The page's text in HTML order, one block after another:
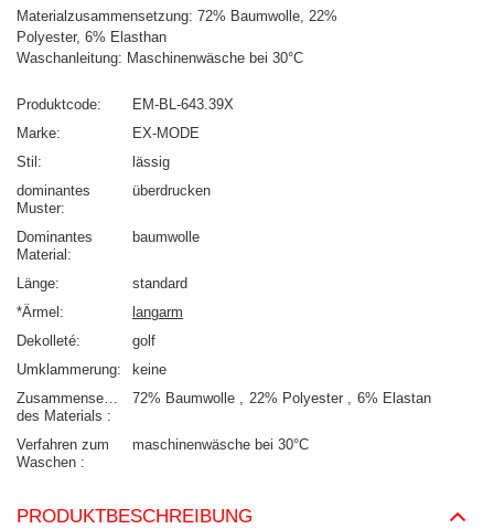
Materialzusammensetzung: 72% Baumwolle, 22%
Polyester, 6% Elasthan
Waschanleitung: Maschinenwäsche bei 30°C
Produktcode
EM-BL-643.39X
Marke
EX-MODE
Stil
lässig
dominantes
Muster
überdrucken
Dominantes
Material
baumwolle
Länge
standard
*Ärmel
langarm
Dekolleté
golf
Umklammerung
keine
Zusammensetzung
des Materials
72% Baumwolle 22% Polyester 6% Elastan
Verfahren zum
Waschen
maschinenwäsche bei 30°C
PRODUKTBESCHREIBUNG